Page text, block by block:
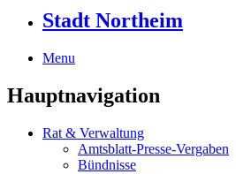
Stadt Northeim
Menu
Hauptnavigation
Rat & Verwaltung
Amtsblatt-Presse-Vergaben
Bündnisse